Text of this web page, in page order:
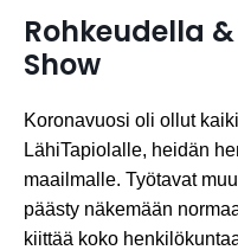
Rohkeudella
Show
Koronavuosi oli ollut
LähiTapiolalle, heidän
maailmalle. Työtavat
päästy näkemään
kiittää koko